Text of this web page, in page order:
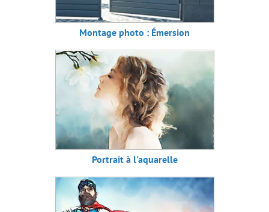
Montage photo : Émersion
Portrait à l'aquarelle